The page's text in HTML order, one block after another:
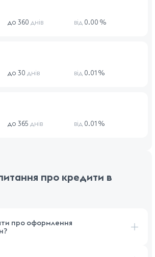
до 360днів від0.00 %
до 30днів від0.01 %
до 365днів від0.01 %
про кредити в
про оформлення